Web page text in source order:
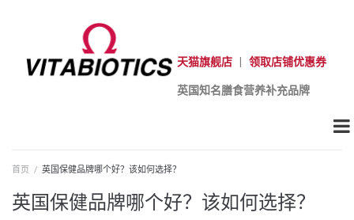
天猫旗舰店 领取店铺优惠券
英国知名膳食营养补充品牌
首页 / 英国保健品牌哪个好？该如何选择？
英国保健品牌哪个好？该如何选择？